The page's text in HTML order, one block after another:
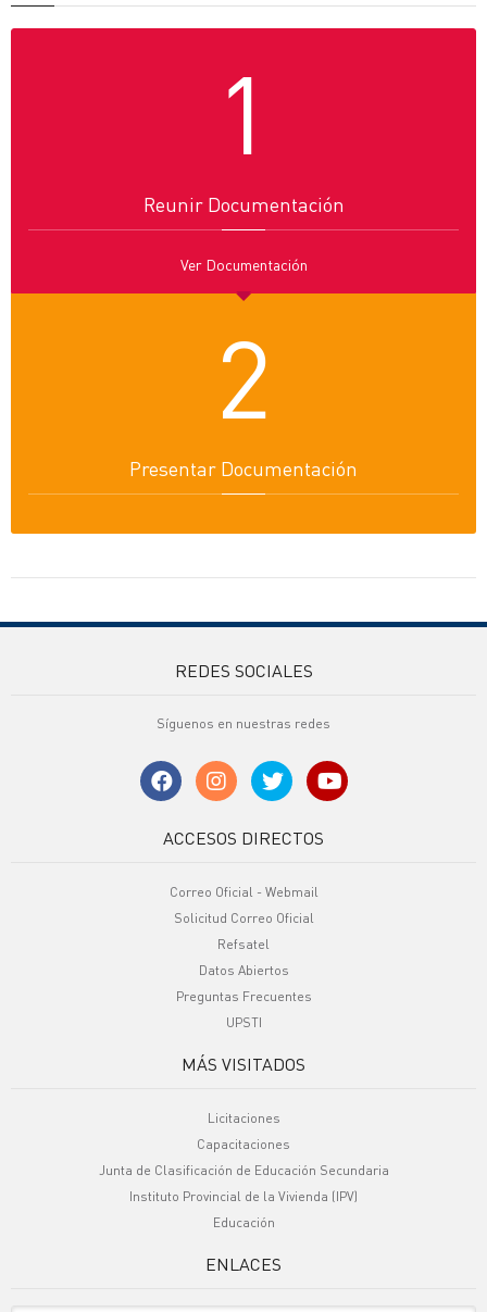
1
Reunir Documentación
Ver Documentación
2
Presentar Documentación
REDES SOCIALES
Síguenos en nuestras redes
ACCESOS DIRECTOS
Correo Oficial - Webmail
Solicitud Correo Oficial
Refsatel
Datos Abiertos
Preguntas Frecuentes
UPSTI
MÁS VISITADOS
Licitaciones
Capacitaciones
Junta de Clasificación de Educación Secundaria
Instituto Provincial de la Vivienda (IPV)
Educación
ENLACES